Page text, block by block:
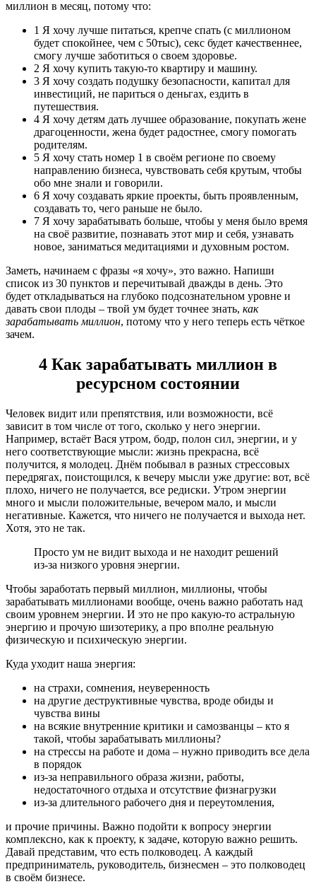
миллион в месяц, потому что:
1 Я хочу лучше питаться, крепче спать (с миллионом
будет спокойнее, чем с 50тыс), секс будет качественнее,
смогу лучше заботиться о своем здоровье.
2 Я хочу купить такую-то квартиру и машину.
3 Я хочу создать подушку безопасности, капитал для
инвестиций, не париться о деньгах, ездить в
путешествия.
4 Я хочу детям дать лучшее образование, покупать жене
драгоценности, жена будет радостнее, смогу помогать
родителям.
5 Я хочу стать номер 1 в своём регионе по своему
направлению бизнеса, чувствовать себя крутым, чтобы
обо мне знали и говорили.
6 Я хочу создавать яркие проекты, быть проявленным,
создавать то, чего раньше не было.
7 Я хочу зарабатывать больше, чтобы у меня было время
на своё развитие, познавать этот мир и себя, узнавать
новое, заниматься медитациями и духовным ростом.
Заметь, начинаем с фразы «я хочу», это важно. Напиши
список из 30 пунктов и перечитывай дважды в день. Это
будет откладываться на глубоко подсознательном уровне и
давать свои плоды – твой ум будет точнее знать, как
зарабатывать миллион, потому что у него теперь есть чёткое
зачем.
4 Как зарабатывать миллион в
ресурсном состоянии
Человек видит или препятствия, или возможности, всё
зависит в том числе от того, сколько у него энергии.
Например, встаёт Вася утром, бодр, полон сил, энергии, и у
него соответствующие мысли: жизнь прекрасна, всё
получится, я молодец. Днём побывал в разных стрессовых
передрягах, поистощился, к вечеру мысли уже другие: вот, всё
плохо, ничего не получается, все редиски. Утром энергии
много и мысли положительные, вечером мало, и мысли
негативные. Кажется, что ничего не получается и выхода нет.
Хотя, это не так.
Просто ум не видит выхода и не находит решений
из-за низкого уровня энергии.
Чтобы заработать первый миллион, миллионы, чтобы
зарабатывать миллионами вообще, очень важно работать над
своим уровнем энергии. И это не про какую-то астральную
энергию и прочую шизотерику, а про вполне реальную
физическую и психическую энергии.
Куда уходит наша энергия:
на страхи, сомнения, неуверенность
на другие деструктивные чувства, вроде обиды и
чувства вины
на всякие внутренние критики и самозванцы – кто я
такой, чтобы зарабатывать миллионы?
на стрессы на работе и дома – нужно приводить все дела
в порядок
из-за неправильного образа жизни, работы,
недостаточного отдыха и отсутствие физнагрузки
из-за длительного рабочего дня и переутомления,
и прочие причины. Важно подойти к вопросу энергии
комплексно, как к проекту, к задаче, которую важно решить.
Давай представим, что есть полководец. А каждый
предприниматель, руководитель, бизнесмен – это полководец
в своём бизнесе.